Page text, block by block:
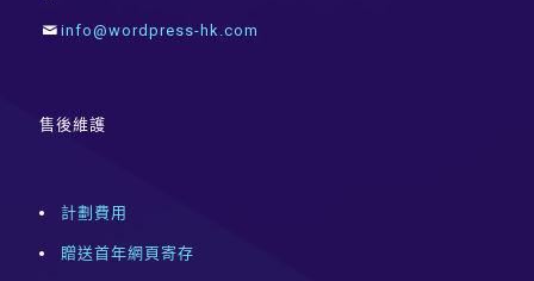
info@wordpress-hk.com
售後維護
計劃費用
贈送首年網頁寄存